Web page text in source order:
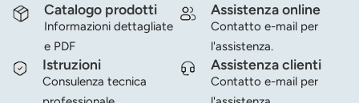
Catalogo prodotti
Informazioni dettagliate
e PDF
Assistenza online
Contatto e-mail per
l'assistenza.
Istruzioni
Consulenza tecnica
Assistenza clienti
Contatto e-mail per